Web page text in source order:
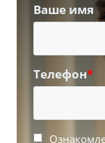
Ваше имя
Телефон*